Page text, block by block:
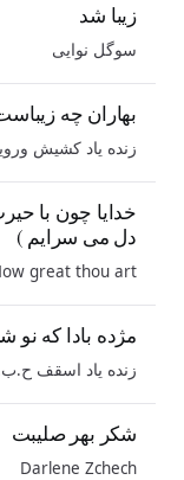
زیبا شد
سوگل نوایی
بهاران چه
زنده یاد کشیش
خدایا چون با
دل می سرایم )
great thou art
مژده بادا که نو
زنده یاد اسقف
شکر بهر صلیبت
Darlene Zchech